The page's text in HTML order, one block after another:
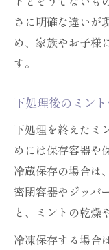
さに明確な違いが
め、家族やお子様
す。
下処理後のミン
下処理を終えたミ
めには保存容器や
冷蔵保存の場合は
密閉容器やジッパ
と、ミントの乾燥
冷凍保存する場合